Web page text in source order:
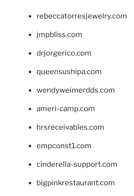
rebeccatorresjewelry.com
jmpbliss.com
drjorgerico.com
queensushipa.com
wendyweimerdds.com
ameri-camp.com
hrsreceivables.com
empconst1.com
cinderella-support.com
bigpinkrestaurant.com